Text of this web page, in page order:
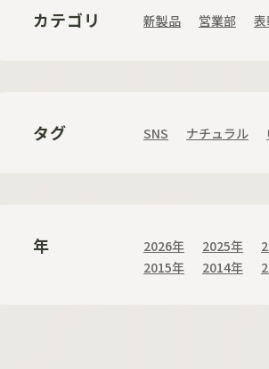
カテゴリ 新製品 営業部
タグ SNS ナチュラル
年 2026年 2025年
2015年
2014年